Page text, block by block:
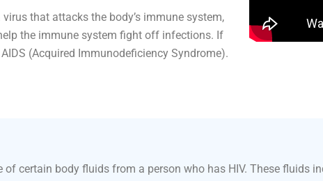
that attacks the body’s immune system,
the immune system fight off infections. If
(Acquired Immunodeficiency Syndrome).
certain body fluids from a person who has HIV. These fluids